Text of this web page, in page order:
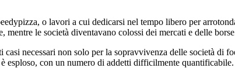
o lavori a cui dedicarsi nel tempo libero per
le società diventavano colossi dei mercati e delle
necessari non solo per la sopravvivenza delle società di
con un numero di addetti difficilmente